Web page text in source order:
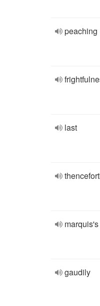
peaching
last
marquis's
gaudily